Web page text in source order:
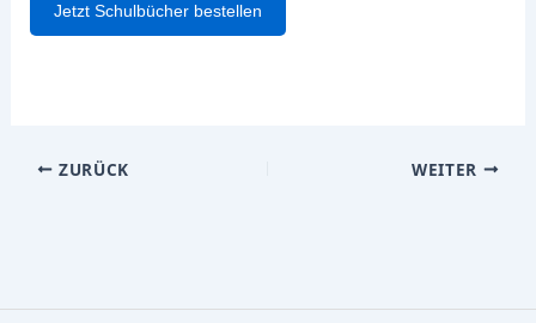
Jetzt Schulbücher bestellen
ZURÜCK WEITER